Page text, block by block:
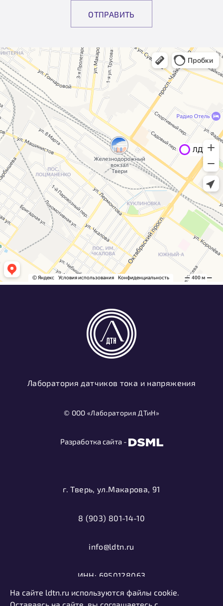
ОТПРАВИТЬ
Лаборатория датчиков тока и напряжения
© ООО «Лаборатория ДТиН»
Разработка сайта -
г. Тверь, ул.Макарова, 91
8 (903) 801-14-10
info@ldtn.ru
ИНН: 6950128063
ОГРН: 1116952000406
На сайте ldtn.ru используются файлы cookie.